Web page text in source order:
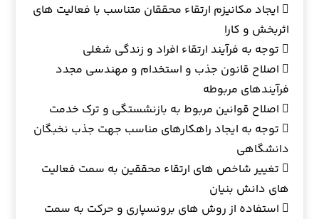
 ایجاد مکانیزم ارتقاء محققان متناسب با فعالیت های
اثربخش و کارا
 توجه به فرآیند ارتقاء افراد و زندگی شغلی
 اصلاح قانون جذب و استخدام و مهندسی مجدد
فرآیندهای مربوطه
 اصلاح قوانین مربوط به بازنشستگی و ترک خدمت
 توجه به ایجاد راهکارهای مناسب جهت جذب نخبگان
دانشگاهی
 تغییر شاخص های ارتقاء محققین به سمت فعالیت
های دانش بنیان
 استفاده از روش های برونسپاری و حرکت به سمت